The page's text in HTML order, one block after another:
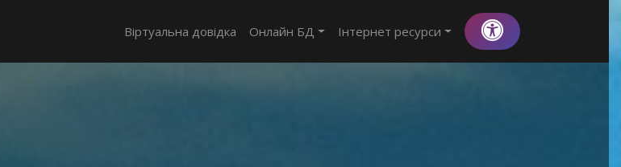
Віртуальна довідка Онлайн БД Інтернет ресурси